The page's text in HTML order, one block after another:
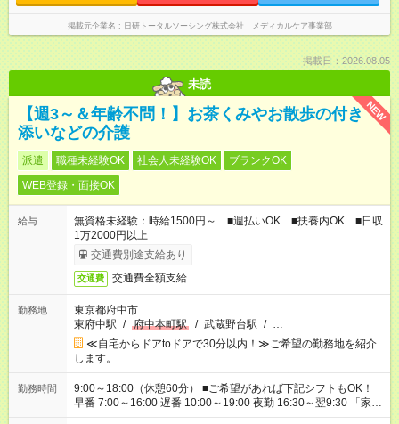
掲載元企業名 日研トータルソーシング株式会社 メディカルケア事業部
掲載日：2026.08.05
未読
NEW
【週3～＆年齢不問！】お茶くみやお散歩の付き
添いなどの介護
派遣 職種未経験OK 社会人未経験OK
ブランクOK
WEB登録・面接OK
給与
無資格未経験：時給1500円～ ■週払いOK ■扶養内OK ■日収
1万2000円以上
交通費別途支給あり
交通費 交通費全額支給
勤務地
東京都府中市
東府中駅 / 府中本町駅 / 武蔵野台駅 / …
≪自宅からドアtoドアで30分以内！≫ご希望の勤務地を紹介
します。
勤務時間
9:00～18:00（休憩60分） ■ご希望があれば下記シフトもOK！
早番 7:00～16:00 遅番 10:00～19:00 夜勤 16:30～翌9:30 「家族
と休みを合わせたい」 「余裕を持って夕飯の準備がしたい」